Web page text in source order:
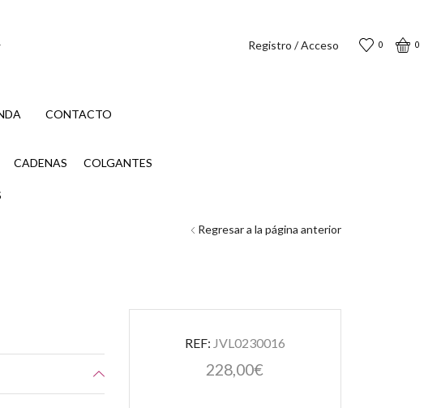
Registro / Acceso 0 0
CONTACTO
CADENAS COLGANTES
Regresar a la página anterior
REF: JVL0230016
228,00€